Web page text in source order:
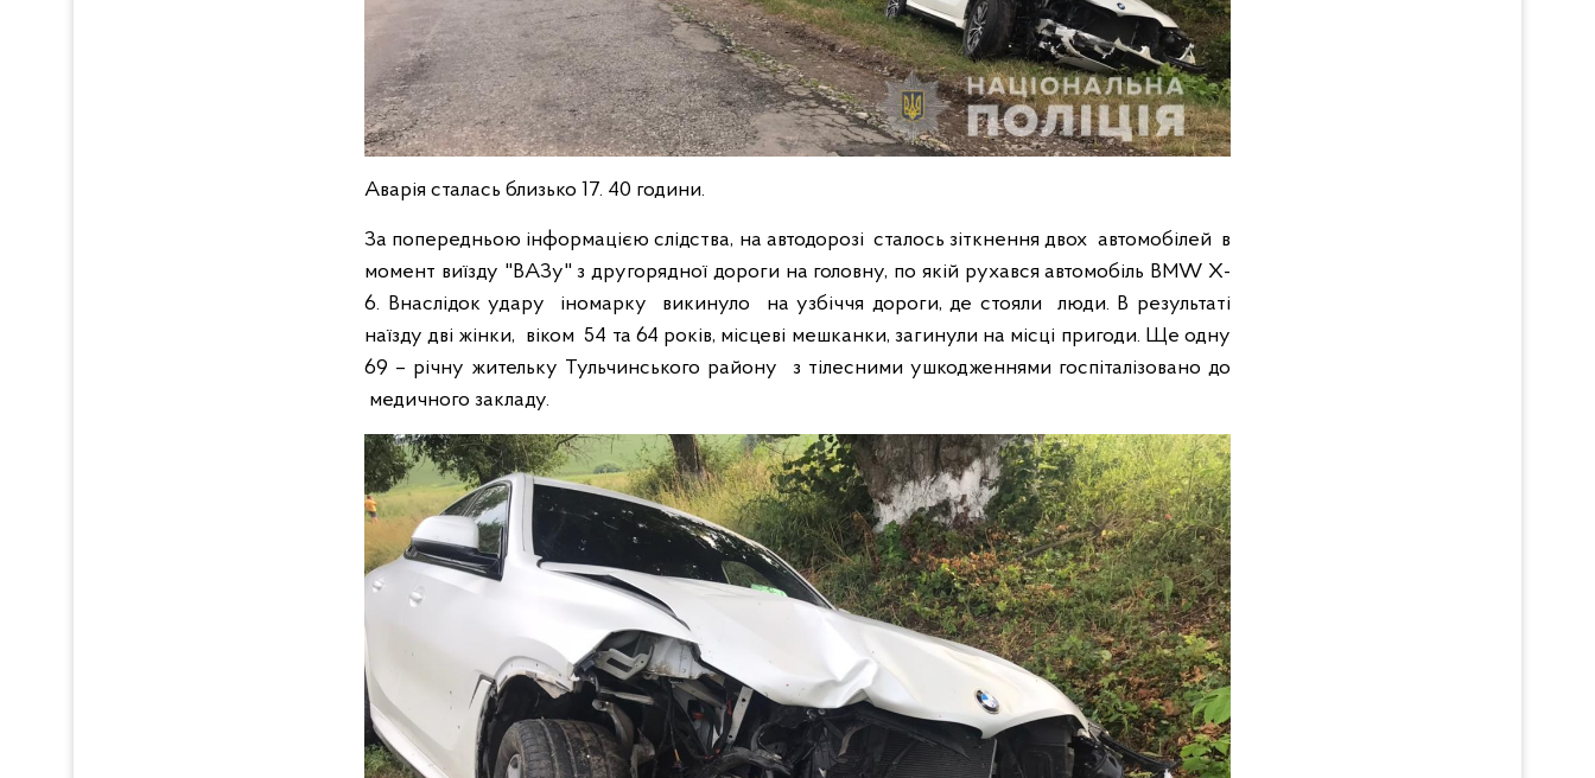
Аварія сталась близько 17. 40 години.
За попередньою інформацією слідства, на автодорозі сталось зіткнення двох автомобілей в
момент виїзду "ВАЗу" з другорядної дороги на головну, по якій рухався автомобіль BMW X-
6. Внаслідок удару іномарку викинуло на узбіччя дороги, де стояли люди. В результаті
наїзду дві жінки, віком 54 та 64 років, місцеві мешканки, загинули на місці пригоди. Ще одну
69 – річну жительку Тульчинського району з тілесними ушкодженнями госпіталізовано до
медичного закладу.